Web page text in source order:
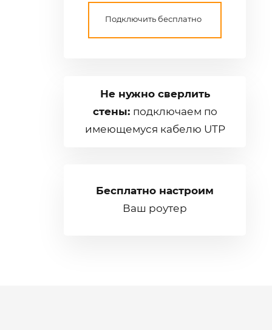
Подключить бесплатно
Не нужно сверлить
стены: подключаем по
имеющемуся кабелю UTP
Бесплатно настроим
Ваш роутер